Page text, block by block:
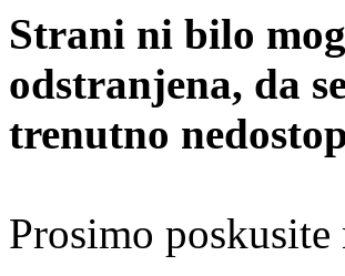
Strani ni bilo
odstranjena, da
trenutno
Prosimo poskusite